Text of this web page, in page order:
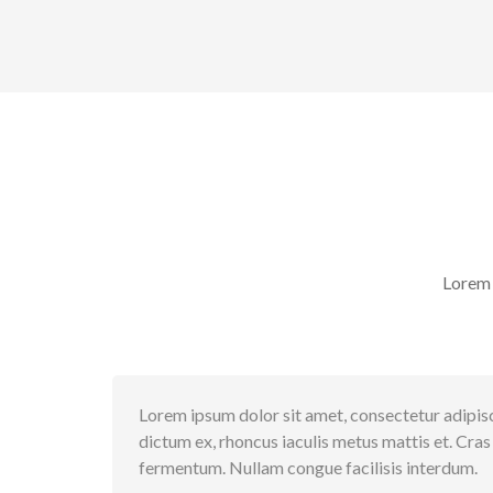
Lorem ipsum dolor sit amet, consectetur
dictum ex, rhoncus iaculis metus mattis et.
fermentum. Nullam congue facilisis interdum.